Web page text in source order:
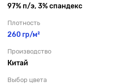
97% п/э, 3% спандекс
Плотность
260 гр/м²
Производство
Китай
Выбор цвета